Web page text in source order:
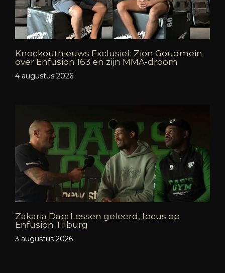
Knockoutnieuws Exclusief: Zion Goudmein
over Enfusion 163 en zijn MMA-droom
4 augustus 2026
Zakaria Dap: Lessen geleerd, focus op
Enfusion Tilburg
3 augustus 2026